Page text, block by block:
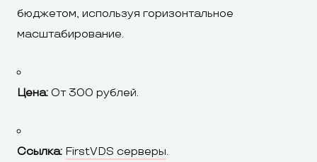
бюджетом, используя горизонтальное
масштабирование.
Цена: От 300 рублей.
Ссылка: FirstVDS серверы.